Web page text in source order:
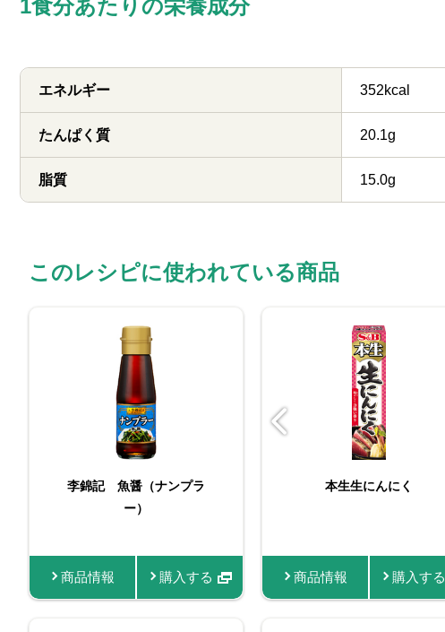
1食分あたりの栄養成分
エネルギー 352kcal
たんぱく質 20.1g
脂質 15.0g
このレシピに使われている商品
李錦記 魚醤（ナンプラ
ー）
商品情報 購入する
ビン入りおろし生にんに
く
商品情報 購入する
本生生にんにく
商品情報 購入する
バリュースパイスブラッ
商品情報